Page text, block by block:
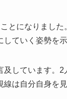
とになりまし
ていく姿勢を示
しています。
は自分自身を